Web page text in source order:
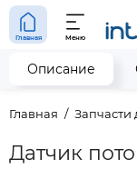
Главная Меню
Главная Запчасти
Датчик
Описание